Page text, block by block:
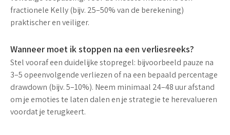
fractionele Kelly (bijv. 25–50% van de berekening)
praktischer en veiliger.
Wanneer moet ik stoppen na een verliesreeks?
Stel vooraf een duidelijke stopregel: bijvoorbeeld pauze na
3–5 opeenvolgende verliezen of na een bepaald percentage
drawdown (bijv. 5–10%). Neem minimaal 24–48 uur afstand
om je emoties te laten dalen en je strategie te herevalueren
voordat je terugkeert.